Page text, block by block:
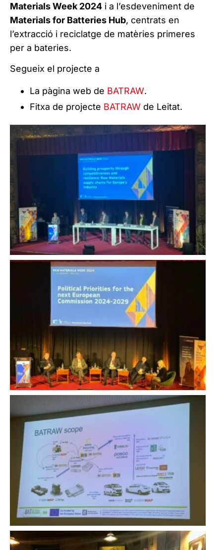
Materials Week 2024 i a l’esdeveniment de
Materials for Batteries Hub, centrats en
l’extracció i reciclatge de matèries primeres
per a bateries.
Segueix el projecte a
La pàgina web de BATRAW.
Fitxa de projecte BATRAW de Leitat.